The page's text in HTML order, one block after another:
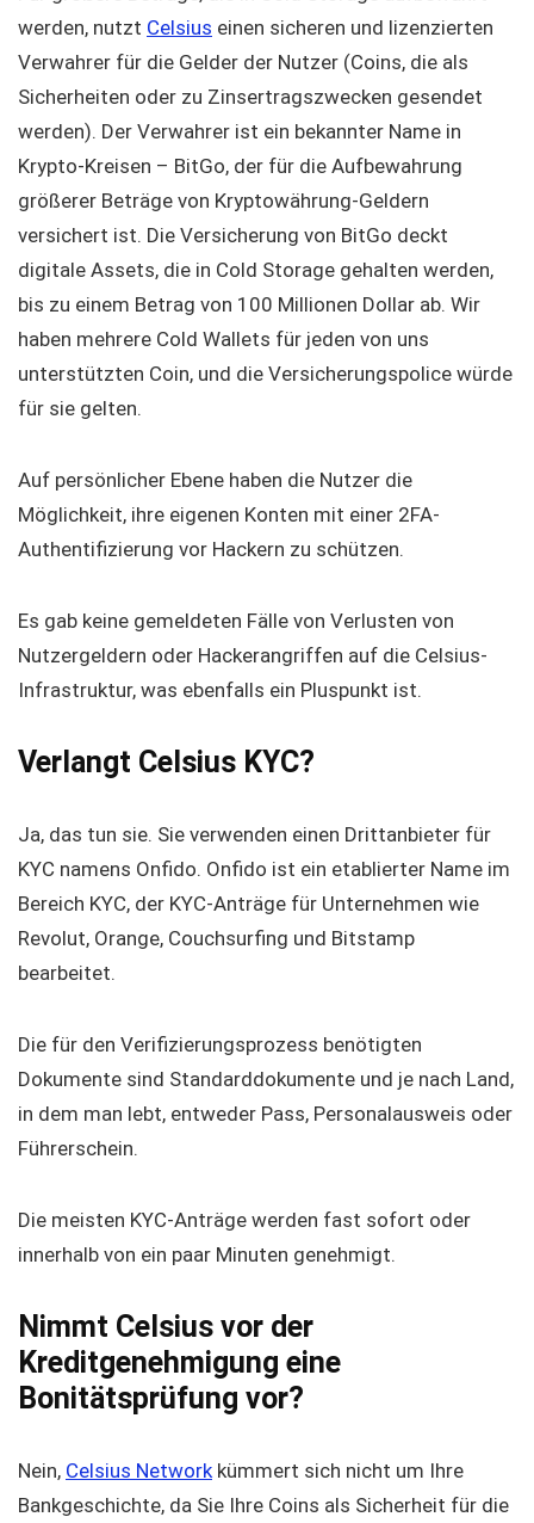
werden, nutzt Celsius einen sicheren und lizenzierten
Verwahrer für die Gelder der Nutzer (Coins, die als
Sicherheiten oder zu Zinsertragszwecken gesendet
werden). Der Verwahrer ist ein bekannter Name in
Krypto-Kreisen – BitGo, der für die Aufbewahrung
größerer Beträge von Kryptowährung-Geldern
versichert ist. Die Versicherung von BitGo deckt
digitale Assets, die in Cold Storage gehalten werden,
bis zu einem Betrag von 100 Millionen Dollar ab. Wir
haben mehrere Cold Wallets für jeden von uns
unterstützten Coin, und die Versicherungspolice würde
für sie gelten.
Auf persönlicher Ebene haben die Nutzer die
Möglichkeit, ihre eigenen Konten mit einer 2FA-
Authentifizierung vor Hackern zu schützen.
Es gab keine gemeldeten Fälle von Verlusten von
Nutzergeldern oder Hackerangriffen auf die Celsius-
Infrastruktur, was ebenfalls ein Pluspunkt ist.
Verlangt Celsius KYC?
Ja, das tun sie. Sie verwenden einen Drittanbieter für
KYC namens Onfido. Onfido ist ein etablierter Name im
Bereich KYC, der KYC-Anträge für Unternehmen wie
Revolut, Orange, Couchsurfing und Bitstamp
bearbeitet.
Die für den Verifizierungsprozess benötigten
Dokumente sind Standarddokumente und je nach Land,
in dem man lebt, entweder Pass, Personalausweis oder
Führerschein.
Die meisten KYC-Anträge werden fast sofort oder
innerhalb von ein paar Minuten genehmigt.
Nimmt Celsius vor der
Kreditgenehmigung eine
Bonitätsprüfung vor?
Nein, Celsius Networkkümmert sich nicht um Ihre
Bankgeschichte, da Sie Ihre Coins als Sicherheit für die